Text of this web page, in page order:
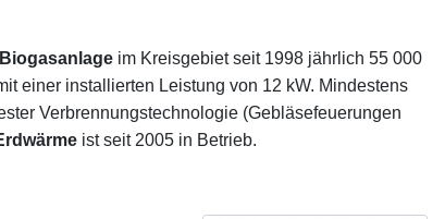
Biogasanlage im Kreisgebiet seit 1998 jährlich 55 000
einer installierten Leistung von 12 kW. Mindestens
Verbrennungstechnologie (Gebläsefeuerungen
ist seit 2005 in Betrieb.